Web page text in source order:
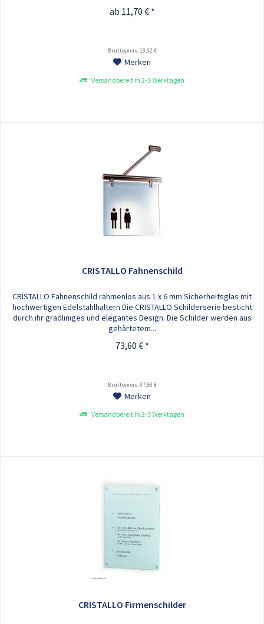
ab 11,70 € *
Bruttopreis: 13,92 €
Merken
Versandbereit in 2-3 Werktagen
CRISTALLO Fahnenschild
CRISTALLO Fahnenschild rahmenlos aus 1 x 6 mm Sicherheitsglas mit
hochwertigen Edelstahlhaltern Die CRISTALLO Schilderserie besticht
durch ihr gradliniges und elegantes Design. Die Schilder werden aus
gehärtetem...
73,60 € *
Bruttopreis: 87,58 €
Merken
Versandbereit in 2-3 Werktagen
CRISTALLO Firmenschilder